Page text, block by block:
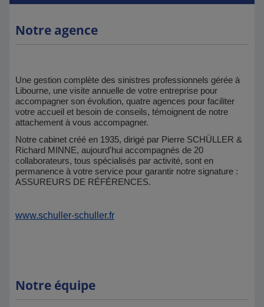
Notre agence
Une gestion complète des sinistres professionnels gérée à
Libourne, une visite annuelle de votre entreprise pour
accompagner son évolution, quatre agences pour faciliter
votre accueil et besoin de conseils, témoignent de notre
attachement à vous accompagner.
Notre cabinet créé en 1935, dirigé par Pierre SCHÜLLER &
Richard MINNE, aujourd'hui accompagnés de 20
collaborateurs, tous spécialisés par activité, sont en
permanence à votre service pour garantir notre signature :
ASSUREURS DE RÉFÉRENCES.
www.schuller-schuller.fr
Notre équipe